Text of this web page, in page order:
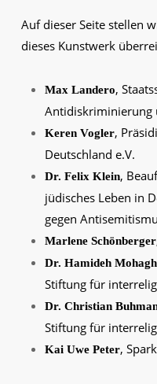
Auf dieser Seite stellen
dieses Kunstwerk
Max Landero,
Antidiskriminierung
Keren Vogler,
Deutschland e.V.
Dr. Felix Klein,
jüdisches Leben in
gegen
Marlene Schönberger
Dr. Hamideh
Stiftung für
Dr. Christian
Stiftung für
Kai Uwe Peter,